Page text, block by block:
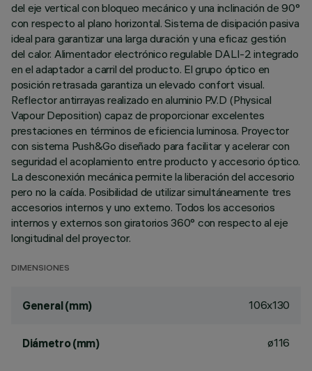
del eje vertical con bloqueo mecánico y una inclinación de 90°
con respecto al plano horizontal. Sistema de disipación pasiva
ideal para garantizar una larga duración y una eficaz gestión
del calor. Alimentador electrónico regulable DALI-2 integrado
en el adaptador a carril del producto. El grupo óptico en
posición retrasada garantiza un elevado confort visual.
Reflector antirrayas realizado en aluminio P.V.D (Physical
Vapour Deposition) capaz de proporcionar excelentes
prestaciones en términos de eficiencia luminosa. Proyector
con sistema Push&Go diseñado para facilitar y acelerar con
seguridad el acoplamiento entre producto y accesorio óptico.
La desconexión mecánica permite la liberación del accesorio
pero no la caída. Posibilidad de utilizar simultáneamente tres
accesorios internos y uno externo. Todos los accesorios
internos y externos son giratorios 360° con respecto al eje
longitudinal del proyector.
DIMENSIONES
General (mm) 106x130
Diámetro (mm) ø116